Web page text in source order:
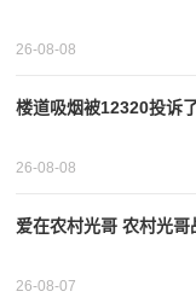
26-08-08
楼道吸烟被12320投诉
26-08-08
爱在农村光哥 农村光
26-08-07